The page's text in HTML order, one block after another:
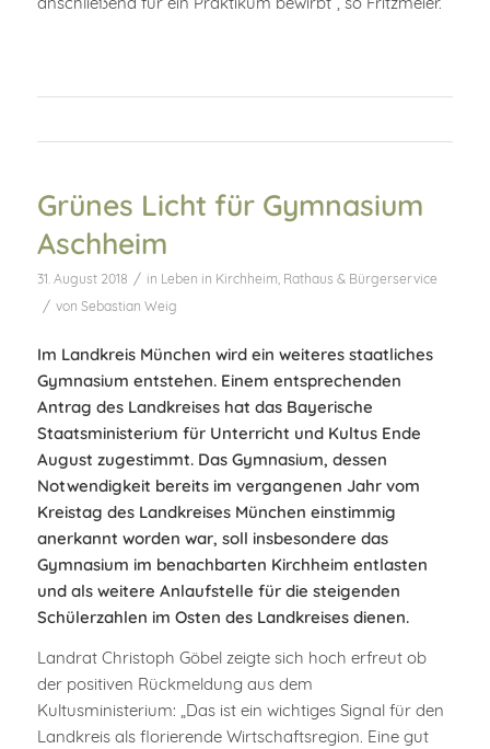
Grünes Licht für Gymnasium
Aschheim
31. August 2018 / in Leben in Kirchheim Rathaus & Bürgerservice
/ von Sebastian Weig
Im Landkreis München wird ein weiteres staatliches
Gymnasium entstehen. Einem entsprechenden
Antrag des Landkreises hat das Bayerische
Staatsministerium für Unterricht und Kultus Ende
August zugestimmt. Das Gymnasium, dessen
Notwendigkeit bereits im vergangenen Jahr vom
Kreistag des Landkreises München einstimmig
anerkannt worden war, soll insbesondere das
Gymnasium im benachbarten Kirchheim entlasten
und als weitere Anlaufstelle für die steigenden
Schülerzahlen im Osten des Landkreises dienen.
Landrat Christoph Göbel zeigte sich hoch erfreut ob
der positiven Rückmeldung aus dem
Kultusministerium: „Das ist ein wichtiges Signal für den
Landkreis als florierende Wirtschaftsregion. Eine gut